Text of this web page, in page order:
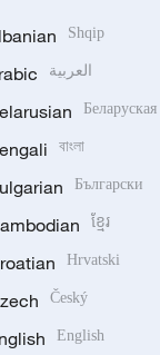
Shqip
العربية
Беларуская
বাংলা
Български
ខ្មែរ
Hrvatski
Český
English